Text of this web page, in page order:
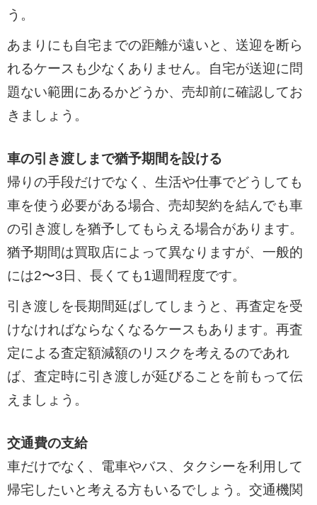
う。
あまりにも自宅までの距離が遠いと、送迎を断ら
れるケースも少なくありません。自宅が送迎に問
題ない範囲にあるかどうか、売却前に確認してお
きましょう。
車の引き渡しまで猶予期間を設ける
帰りの手段だけでなく、生活や仕事でどうしても
車を使う必要がある場合、売却契約を結んでも車
の引き渡しを猶予してもらえる場合があります。
猶予期間は買取店によって異なりますが、一般的
には2〜3日、長くても1週間程度です。
引き渡しを長期間延ばしてしまうと、再査定を受
けなければならなくなるケースもあります。再査
定による査定額減額のリスクを考えるのであれ
ば、査定時に引き渡しが延びることを前もって伝
えましょう。
交通費の支給
車だけでなく、電車やバス、タクシーを利用して
帰宅したいと考える方もいるでしょう。交通機関